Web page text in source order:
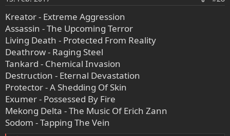
n
e
n
:
Kreator - Extreme Aggression
Assassin - The Upcoming Terror
Living Death - Protected From Reality
Deathrow - Raging Steel
Tankard - Chemical Invasion
Destruction - Eternal Devastation
Protector - A Shedding Of Skin
Exumer - Possessed By Fire
Mekong Delta - The Music Of Erich Zann
Sodom - Tapping The Vein